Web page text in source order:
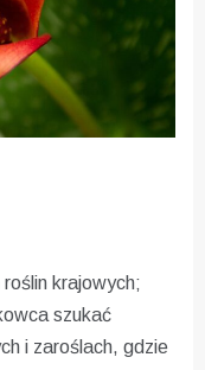
krajowych;
szukać
i zaroślach, gdzie